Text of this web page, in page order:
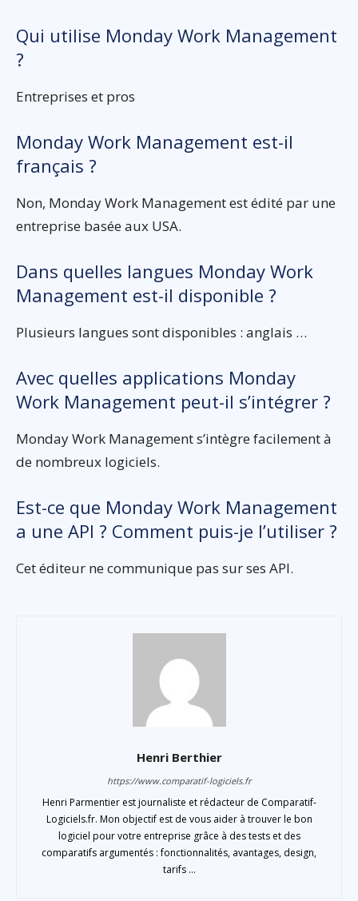
Qui utilise Monday Work Management
?
Entreprises et pros
Monday Work Management est-il
français ?
Non, Monday Work Management est édité par une
entreprise basée aux USA.
Dans quelles langues Monday Work
Management est-il disponible ?
Plusieurs langues sont disponibles : anglais …
Avec quelles applications Monday
Work Management peut-il s’intégrer ?
Monday Work Management s’intègre facilement à
de nombreux logiciels.
Est-ce que Monday Work Management
a une API ? Comment puis-je l’utiliser ?
Cet éditeur ne communique pas sur ses API.
Henri Berthier
https://www.comparatif-logiciels.fr
Henri Parmentier est journaliste et rédacteur de Comparatif-
Logiciels.fr. Mon objectif est de vous aider à trouver le bon
logiciel pour votre entreprise grâce à des tests et des
comparatifs argumentés : fonctionnalités, avantages, design,
tarifs ...